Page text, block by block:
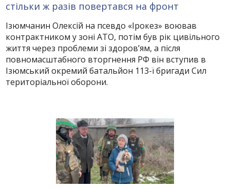
стільки ж разів повертався на фронт
Ізюмчанин Олексій на псевдо «Ірокез» воював
контрактником у зоні АТО, потім був рік цивільного
життя через проблеми зі здоров’ям, а після
повномасштабного вторгнення РФ він вступив в
Ізюмський окремий батальйон 113-ї бригади Сил
територіальної оборони.